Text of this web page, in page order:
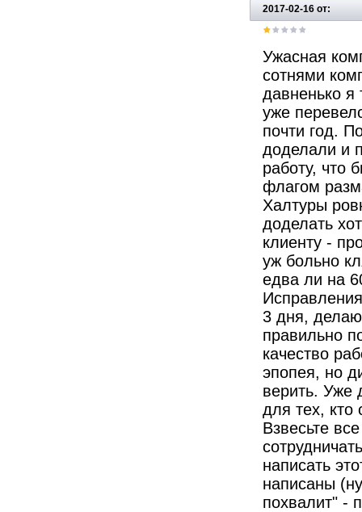
2017-02-16 от:
Ужасная
сотнями
давненько я
уже
почти год.
доделали и
работу, что
флагом
Халтуры
доделать
клиенту -
уж больно
едва ли на
3 дня,
правильно
качество
эпопея, но
верить. Уже
для тех, кто
Взвесьте
написать
написаны
похвалит" -